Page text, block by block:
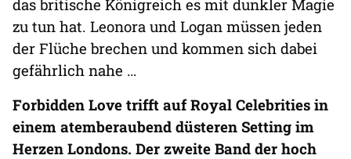
das britische Königreich es mit dunkler Magie
zu tun hat. Leonora und Logan müssen jeden
der Flüche brechen und kommen sich dabei
gefährlich nahe …
Forbidden Love trifft auf Royal Celebrities in
einem atemberaubend düsteren Setting im
Herzen Londons. Der zweite Band der hoch